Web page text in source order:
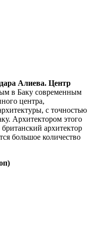
Алиева. Центр
в Баку современным
центра,
с точностью
Архитектором этого
архитектор
большое количество